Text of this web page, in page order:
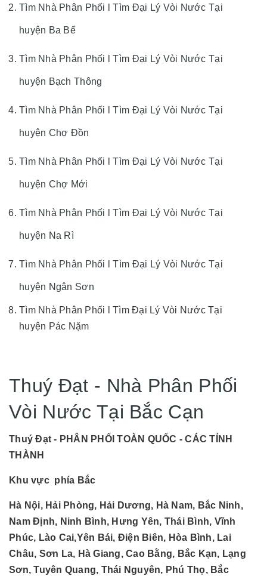
Tìm Nhà Phân Phối l Tìm Đại Lý Vòi Nước Tại
huyện Ba Bể
Tìm Nhà Phân Phối l Tìm Đại Lý Vòi Nước Tại
huyện Bạch Thông
Tìm Nhà Phân Phối l Tìm Đại Lý Vòi Nước Tại
huyện Chợ Đồn
Tìm Nhà Phân Phối l Tìm Đại Lý Vòi Nước Tại
huyện Chợ Mới
Tìm Nhà Phân Phối l Tìm Đại Lý Vòi Nước Tại
huyện Na Rì
Tìm Nhà Phân Phối l Tìm Đại Lý Vòi Nước Tại
huyện Ngân Sơn
Tìm Nhà Phân Phối l Tìm Đại Lý Vòi Nước Tại
huyện Pác Nặm
Thuý Đạt - Nhà Phân Phối
Vòi Nước Tại Bắc Cạn
Thuý Đạt - PHÂN PHỐI TOÀN QUỐC - CÁC TỈNH
THÀNH
Khu vực phía Bắc
Hà Nội, Hải Phòng, Hải Dương, Hà Nam, Bắc Ninh,
Nam Định, Ninh Bình, Hưng Yên, Thái Bình, Vĩnh
Phúc, Lào Cai,Yên Bái, Điện Biên, Hòa Bình, Lai
Châu, Sơn La, Hà Giang, Cao Bằng, Bắc Kạn, Lạng
Sơn, Tuyên Quang, Thái Nguyên, Phú Thọ, Bắc